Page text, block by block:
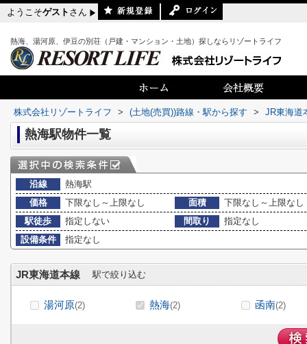
ようこそゲスト さん
熱海、湯河原、伊豆の別荘（戸建・マンション・土地）探しならリゾートライフ
株式会社リゾートライフ > (土地(売買))路線・駅から探す > JR東海道
熱海駅物件一覧
沿線
熱海駅
価格
下限なし～上限なし 面積
下限なし～上限なし
駅徒歩
指定しない 間取り
指定なし
設備条件
指定なし
JR東海道本線 駅で絞り込む
湯河原(2) 熱海(2) 函南(2)